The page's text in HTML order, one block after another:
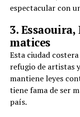
espectacular con
3.
matices
Esta ciudad
refugio de artistas
mantiene leyes
tiene fama de ser
país.